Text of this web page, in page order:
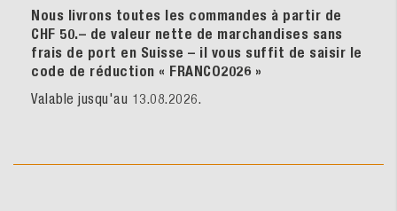
Nous livrons toutes les commandes à partir de
CHF 50.– de valeur nette de marchandises sans
frais de port en Suisse – il vous suffit de saisir le
code de réduction « FRANCO2026 »
Valable jusqu'au 13.08.2026.